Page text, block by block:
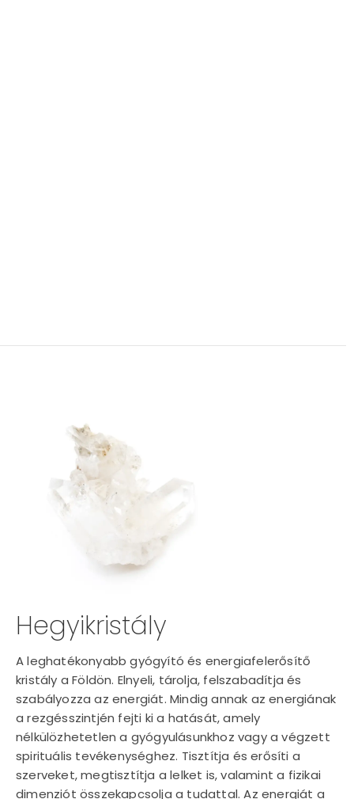
Hegyikristály
A leghatékonyabb gyógyító és energiafelerősítő
kristály a Földön. Elnyeli, tárolja, felszabadítja és
szabályozza az energiát. Mindig annak az energiának
a rezgésszintjén fejti ki a hatását, amely
nélkülözhetetlen a gyógyulásunkhoz vagy a végzett
spirituális tevékenységhez. Tisztítja és erősíti a
szerveket, megtisztítja a lelket is, valamint a fizikai
dimenziót összekapcsolja a tudattal. Az energiát a